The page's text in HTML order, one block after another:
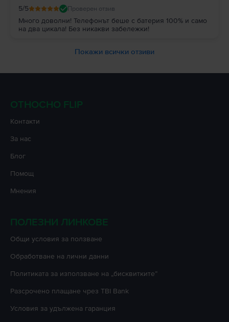
5/5 Проверен отзив
Много доволни! Телефонът беше с батерия 100% и само
на два цикала! Без никакви забележки!
Покажи всички отзиви
ОТНОСНО FLIP
Контакти
За нас
Блог
Помощ
Мнения
ПОЛЕЗНИ ЛИНКОВЕ
Oбщи условия за ползване
Oбработване на лични данни
Политиката за използване на „бисквитките”
Разсрочено плащане чрез TBI Bank
Условия за удължена гаранция